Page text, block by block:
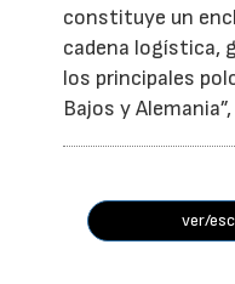
constituye un
cadena logística,
los principales
Bajos y
ver/